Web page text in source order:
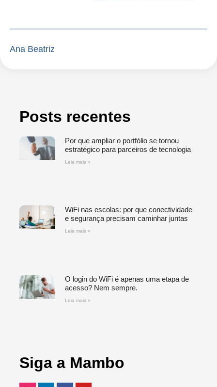
Ana Beatriz
Posts recentes
Por que ampliar o portfólio se tornou
estratégico para parceiros de tecnologia
Leia mais »
WiFi nas escolas: por que conectividade
e segurança precisam caminhar juntas
Leia mais »
O login do WiFi é apenas uma etapa de
acesso? Nem sempre.
Leia mais »
Siga a Mambo